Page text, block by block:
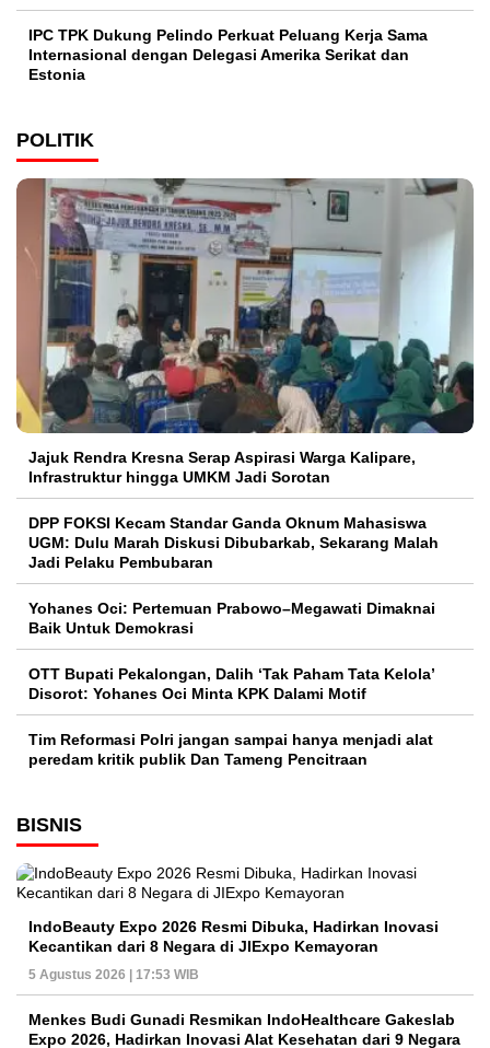
IPC TPK Dukung Pelindo Perkuat Peluang Kerja Sama
Internasional dengan Delegasi Amerika Serikat dan
Estonia
POLITIK
Jajuk Rendra Kresna Serap Aspirasi Warga Kalipare,
Infrastruktur hingga UMKM Jadi Sorotan
DPP FOKSI Kecam Standar Ganda Oknum Mahasiswa
UGM: Dulu Marah Diskusi Dibubarkab, Sekarang Malah
Jadi Pelaku Pembubaran
Yohanes Oci: Pertemuan Prabowo–Megawati Dimaknai
Baik Untuk Demokrasi
OTT Bupati Pekalongan, Dalih ‘Tak Paham Tata Kelola’
Disorot: Yohanes Oci Minta KPK Dalami Motif
Tim Reformasi Polri jangan sampai hanya menjadi alat
peredam kritik publik Dan Tameng Pencitraan
BISNIS
IndoBeauty Expo 2026 Resmi Dibuka, Hadirkan Inovasi
Kecantikan dari 8 Negara di JIExpo Kemayoran
5 Agustus 2026 | 17:53 WIB
Menkes Budi Gunadi Resmikan IndoHealthcare Gakeslab
Expo 2026, Hadirkan Inovasi Alat Kesehatan dari 9 Negara